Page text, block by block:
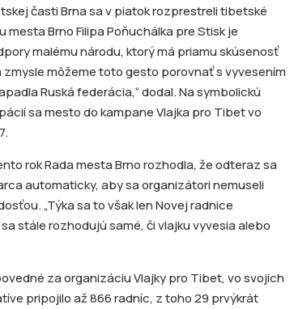
časti Brna sa v piatok rozprestreli tibetské
Brno Filipa Poňuchálka pre Stisk je
malému národu, ktorý má priamu skúsenosť
môžeme toto gesto porovnať s vyvesením
Ruská federácia,“ dodal. Na symbolickú
sa mesto do kampane Vlajka pro Tibet vo
rok Rada mesta Brno rozhodla, že odteraz sa
automaticky, aby sa organizátori nemuseli
„Týka sa to však len Novej radnice
stále rozhodujú samé, či vlajku vyvesia alebo
za organizáciu Vlajky pro Tibet, vo svojich
pripojilo až 866 radníc, z toho 29 prvýkrát